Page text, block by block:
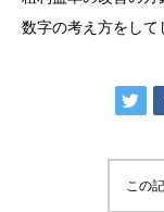
数字の考え方をして
この